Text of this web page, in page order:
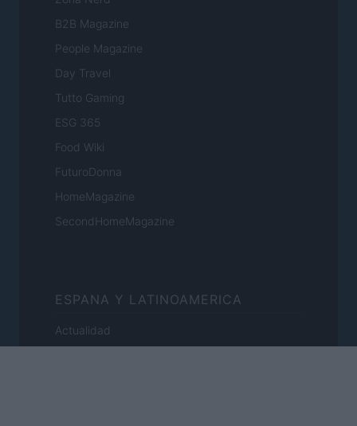
B2B Magazine
People Magazine
Day Travel
Tutto Gaming
ESG 365
Food Wiki
FuturoDonna
HomeMagazine
SecondHomeMagazine
ESPANA Y LATINOAMERICA
Actualidad